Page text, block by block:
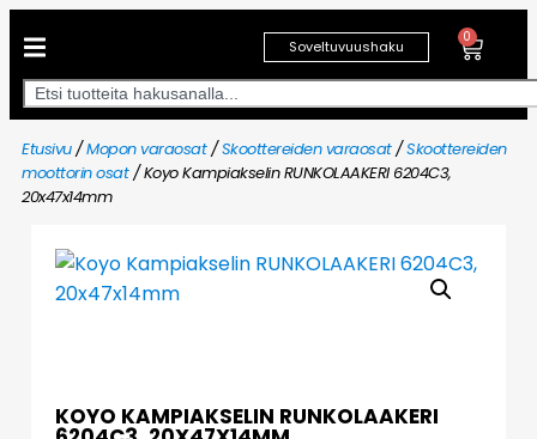
Soveltuvuushaku
0
Etusivu/Mopon varaosat/Skoottereiden varaosat/Skoottereiden
moottorin osat/ Koyo Kampiakselin RUNKOLAAKERI 6204C3,
20x47x14mm
KOYO KAMPIAKSELIN RUNKOLAAKERI